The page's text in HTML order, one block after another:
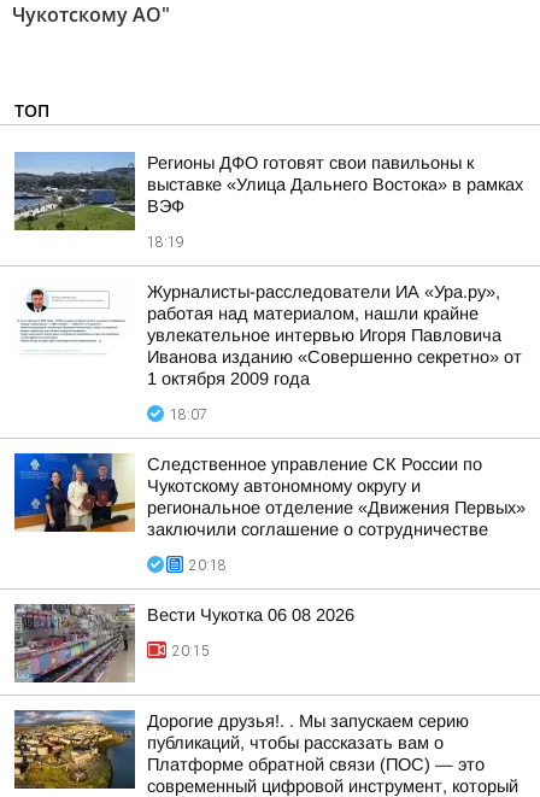
Чукотскому АО"
ТОП
Регионы ДФО готовят свои павильоны к
выставке «Улица Дальнего Востока» в рамках
ВЭФ
18:19
Журналисты-расследователи ИА «Ура.ру»,
работая над материалом, нашли крайне
увлекательное интервью Игоря Павловича
Иванова изданию «Совершенно секретно» от
1 октября 2009 года
18:07
Следственное управление СК России по
Чукотскому автономному округу и
региональное отделение «Движения Первых»
заключили соглашение о сотрудничестве
20:18
Вести Чукотка 06 08 2026
20:15
Дорогие друзья!. . Мы запускаем серию
публикаций, чтобы рассказать вам о
Платформе обратной связи (ПОС) — это
современный цифровой инструмент, который